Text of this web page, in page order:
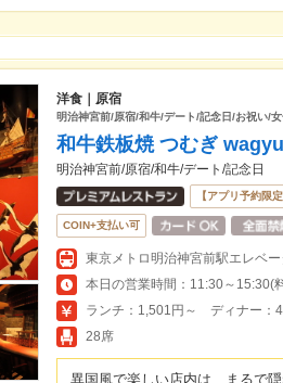
洋食｜原宿
明治神宮前/原宿/和牛/デート/記念日/お祝い/
和牛鉄板焼 つむぎ
明治神宮前/原宿/和牛/デート/記念日
【アプリ予約限
COIN+支払い可
東京メトロ明治神宮前駅エレベ
ランチ：1,501円～ ディナー：
28席
異国風で楽しい店内は、まるで